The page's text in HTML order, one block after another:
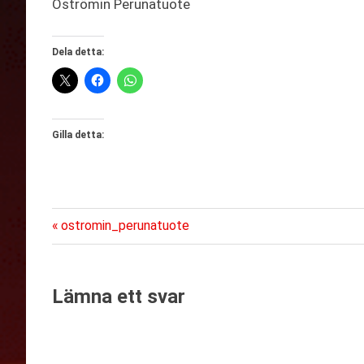
Öströmin Perunatuote
Dela detta:
Gilla detta:
Inläggsnavigering
Föregående
inlägg:
ostromin_perunatuote
Lämna ett svar